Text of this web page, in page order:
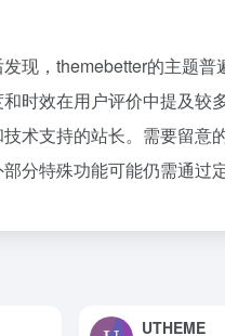
现，themebetter的主题
时效在用户评价中提及较
术支持的站长。需要留意
分特殊功能可能仍需通过
UTHEME